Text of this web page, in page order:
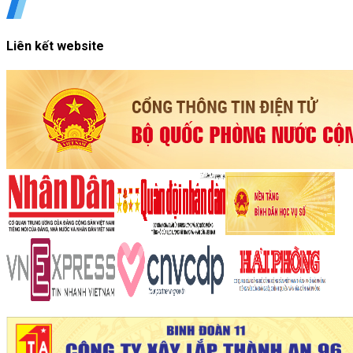
Liên kết website